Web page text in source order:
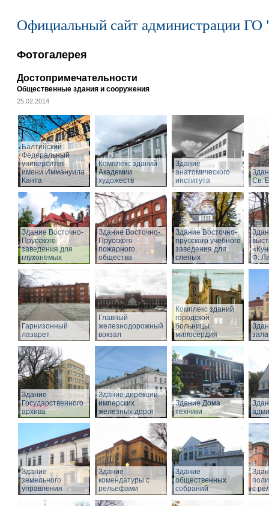
Официальный сайт администрации ГО
Фотогалерея
Достопримечательности
Общественные здания и сооружения
25.02.2014
Балтийский
Федеральный
университет
имени Иммануила
Канта
Комплекс зданий
Академии
художеств
Здание
анатомического
института
Св.
Здание Восточно-
Прусского
заведения для
глухонемых
Здание Восточно-
Прусского
пожарного
общества
Здание Восточно-
прусского учебного
заведения для
слепых
Ф.
Гарнизонный
лазарет
Главный
железнодорожный
вокзал
Комплекс зданий
городской
больницы
милосердия
зала
Здание
Государственного
архива
Здание дирекции
имперских
железных дорог
Здание Дома
техники
Здание
земельного
управления
Здание
комендатуры с
рельефами
Здание
общественных
собраний
с